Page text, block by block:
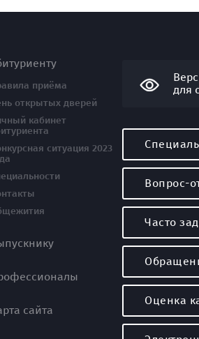
приёма
открытых дверей
кабинет
ситуация 2023
сайта
для
Вопрос-
Часто
Оценка